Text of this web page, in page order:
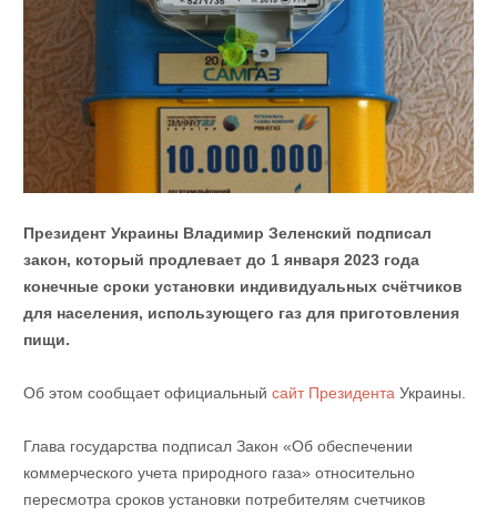
Президент Украины Владимир Зеленский подписал
закон, который продлевает до 1 января 2023 года
конечные сроки установки индивидуальных счётчиков
для населения, использующего газ для приготовления
пищи.
Об этом сообщает официальный сайт ПрезидентаУкраины.
Глава государства подписал Закон «Об обеспечении
коммерческого учета природного газа» относительно
пересмотра сроков установки потребителям счетчиков